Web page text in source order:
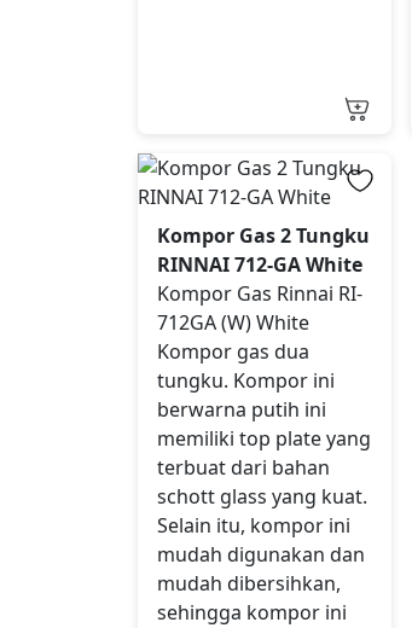
Kompor Gas 2 Tungku
RINNAI 712-GA White
Kompor Gas Rinnai RI-
712GA (W) White
Kompor gas dua
tungku. Kompor ini
berwarna putih ini
memiliki top plate yang
terbuat dari bahan
schott glass yang kuat.
Selain itu, kompor ini
mudah digunakan dan
mudah dibersihkan,
sehingga kompor ini